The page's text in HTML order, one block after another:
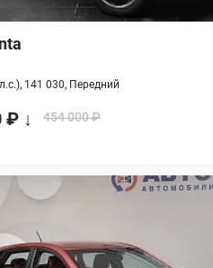
141 030, Передний
₽ ↓ 454 000 ₽